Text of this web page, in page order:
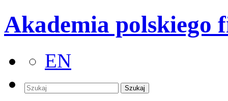
Akademia polskiego
EN